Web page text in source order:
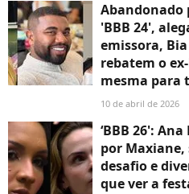
Abandonado
'BBB 24',
emissora,
rebatem o
mesma para
10 de abril de 2026
‘BBB 26':
por Maxiane,
desafio e
que ver a